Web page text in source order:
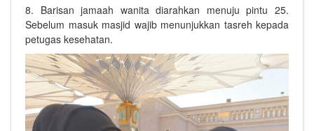
8. Barisan jamaah wanita diarahkan menuju pintu 25.
Sebelum masuk masjid wajib menunjukkan tasreh kepada
petugas kesehatan.